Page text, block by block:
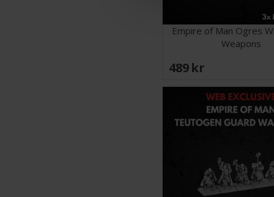
Empire of Man Ogres
Weapons
489 SEK